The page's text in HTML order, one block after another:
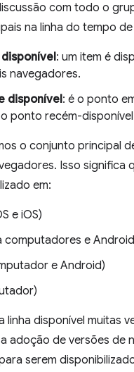
com todo o
na linha do tempo
: um item é
navegadores.
disponível: é o ponto
ponto recém-
o conjunto principal
Isso
em:
e iOS)
computadores e
e Android)
linha disponível muitas
adoção de versões de
serem